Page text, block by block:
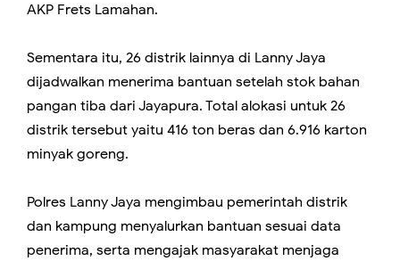
AKP Frets Lamahan.
Sementara itu, 26 distrik lainnya di Lanny Jaya
dijadwalkan menerima bantuan setelah stok bahan
pangan tiba dari Jayapura. Total alokasi untuk 26
distrik tersebut yaitu 416 ton beras dan 6.916 karton
minyak goreng.
Polres Lanny Jaya mengimbau pemerintah distrik
dan kampung menyalurkan bantuan sesuai data
penerima, serta mengajak masyarakat menjaga